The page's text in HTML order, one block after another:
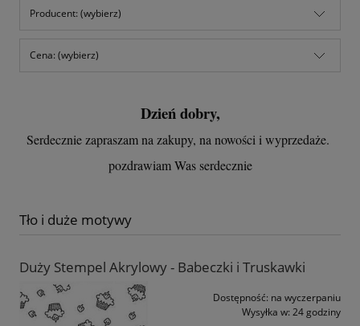
Producent: (wybierz)
Cena: (wybierz)
Dzień dobry,
Serdecznie zapraszam na zakupy, na nowości i wyprzedaże.
pozdrawiam Was serdecznie
Tło i duże motywy
Duży Stempel Akrylowy - Babeczki i Truskawki
Dostępność: na wyczerpaniu
Wysyłka w: 24 godziny